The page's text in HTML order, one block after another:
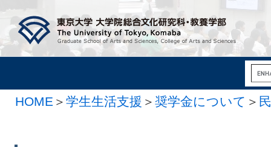
HOME ＞ 学生生活支援 ＞ 奨学金について ＞